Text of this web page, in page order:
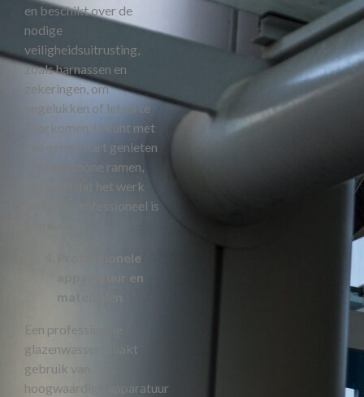
en beschikt over de
nodige
veiligheidsuitrusting,
zoals harnassen en
zekeringen, om
ongelukken of letsel te
voorkomen. U kunt met
een gerust hart genieten
van uw schone ramen,
wetende dat het werk
veilig en professioneel is
Professionele
apparatuur en
Een professionele
glazenwasser maakt
gebruik van
hoogwaardige apparatuur